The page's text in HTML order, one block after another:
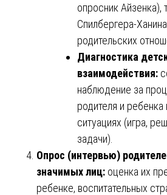
опросник
Спилбергера-
родительских
Диагностика
взаимодействия:
наблюдение за
родителя и
ситуациях (игра,
задачи).
Опрос (интервью)
значимых лиц: оценка их
ребенке, воспитательных